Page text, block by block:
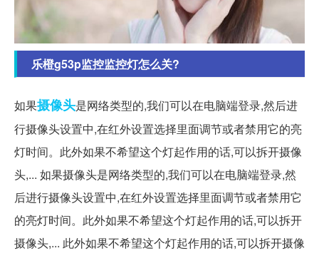
乐橙g53p监控监控灯怎么关?
如果摄像头是网络类型的,我们可以在电脑端登录,然后进
行摄像头设置中,在红外设置选择里面调节或者禁用它的亮
灯时间。此外如果不希望这个灯起作用的话,可以拆开摄像
头,... 如果摄像头是网络类型的,我们可以在电脑端登录,然
后进行摄像头设置中,在红外设置选择里面调节或者禁用它
的亮灯时间。此外如果不希望这个灯起作用的话,可以拆开
摄像头,... 此外如果不希望这个灯起作用的话,可以拆开摄像